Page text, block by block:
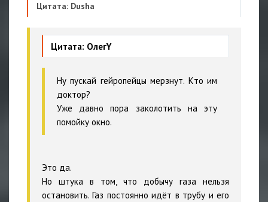
Цитата: Dusha
Цитата: ОлегY
Ну пускай гейропейцы мерзнут. Кто им
доктор?
Уже давно пора заколотить на эту
помойку окно.
Это да.
Но штука в том, что добычу газа нельзя
остановить. Газ постоянно идёт в трубу и его